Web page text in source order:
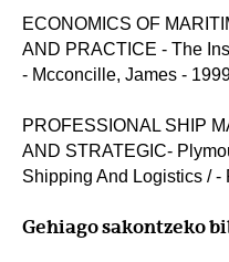
ECONOMICS OF
AND PRACTICE - The
- Mcconcille, James -
PROFESSIONAL SHIP
AND STRATEGIC-
Shipping And Logistics / -
Gehiago sakontzeko